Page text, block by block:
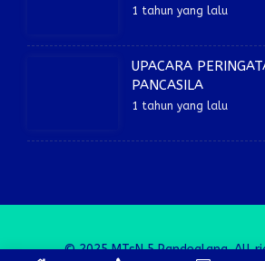
1 tahun yang lalu
UPACARA
PANCASILA
1 tahun yang lalu
© 2025 MTsN 5 Pandeglang. All